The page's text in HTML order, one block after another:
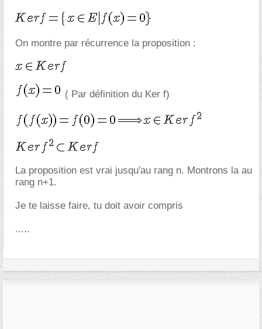
On montre par récurrence la proposition :
( Par définition du Ker f)
La proposition est vrai jusqu'au rang n. Montrons la au
rang n+1.
Je te laisse faire, tu doit avoir compris
.....